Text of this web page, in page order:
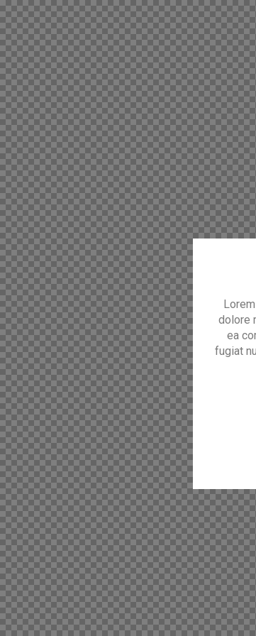
dolore
ea
fugiat